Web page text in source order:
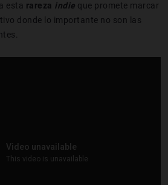
esta rareza indie que promete marcar
donde lo importante no son las